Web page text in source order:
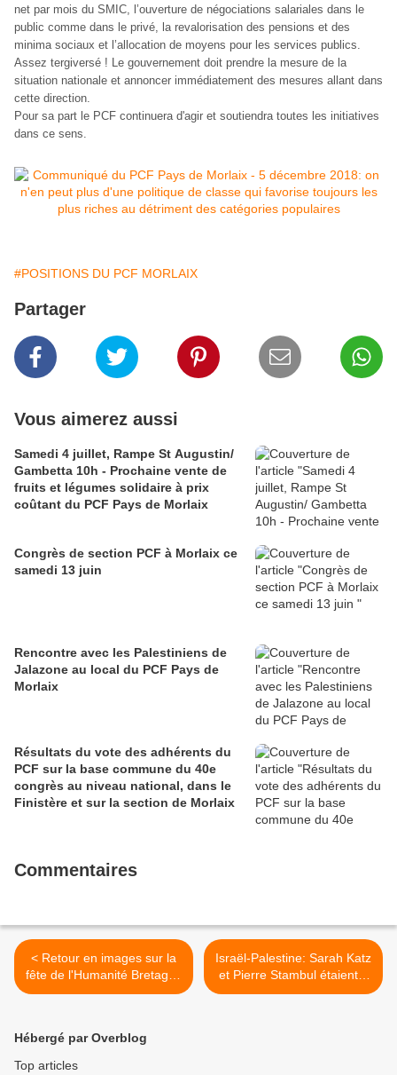
net par mois du SMIC, l’ouverture de négociations salariales dans le
public comme dans le privé, la revalorisation des pensions et des
minima sociaux et l’allocation de moyens pour les services publics.
Assez tergiversé ! Le gouvernement doit prendre la mesure de la
situation nationale et annoncer immédiatement des mesures allant dans
cette direction.
Pour sa part le PCF continuera d'agir et soutiendra toutes les initiatives
dans ce sens.
#POSITIONS DU PCF MORLAIX
Partager
Vous aimerez aussi
Samedi 4 juillet, Rampe St Augustin/
Gambetta 10h - Prochaine vente de
fruits et légumes solidaire à prix
coûtant du PCF Pays de Morlaix
Congrès de section PCF à Morlaix ce
samedi 13 juin
Rencontre avec les Palestiniens de
Jalazone au local du PCF Pays de
Morlaix
Résultats du vote des adhérents du
PCF sur la base commune du 40e
congrès au niveau national, dans le
Finistère et sur la section de Morlaix
Commentaires
< Retour en images sur la
fête de l'Humanité Bretagne
2018 - la fête de l'Humain
Israël-Palestine: Sarah Katz
et Pierre Stambul étaient à
Plourin-les-Morlaix ce mardi
Hébergé par Overblog
Top articles